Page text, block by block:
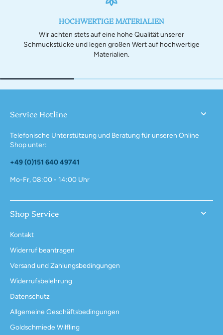
HOCHWERTIGE MATERIALIEN
Wir achten stets auf eine hohe Qualität unserer
Schmuckstücke und legen großen Wert auf hochwertige
Materialien.
Service Hotline
Telefonische Unterstützung und Beratung für unseren Online
Shop unter:
+49 (0)151 640 49741
Mo-Fr, 08:00 - 14:00 Uhr
Shop Service
Kontakt
Widerruf beantragen
Versand und Zahlungsbedingungen
Widerrufsbelehrung
Datenschutz
Allgemeine Geschäftsbedingungen
Goldschmiede Wilfling